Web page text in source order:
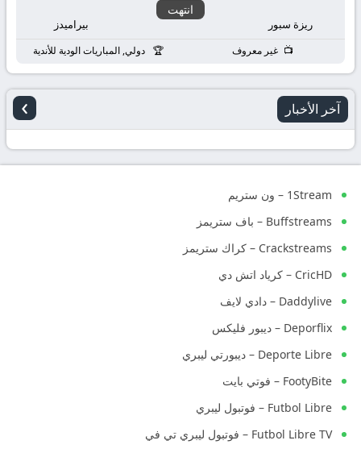
ريزة سبور
انتهت
بيراميدز
غير معروف دولي, المباريات الودية للأندية
آخر الأخبار ›
1Stream – ون ستريم
Buffstreams – باف ستريمز
Crackstreams – كراك ستريمز
CricHD – كرياد اتش دي
Daddylive – دادي لايف
Deporflix – ديبور فليكس
Deporte Libre – ديبورتي ليبري
FootyBite – فوتي بايت
Futbol Libre – فوتبول ليبري
Futbol Libre TV – فوتبول ليبري تي في